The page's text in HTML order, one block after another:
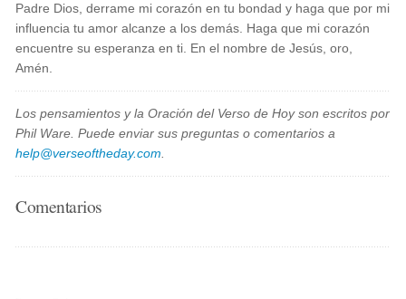
Padre Dios, derrame mi corazón en tu bondad y haga que por mi
influencia tu amor alcanze a los demás. Haga que mi corazón
encuentre su esperanza en ti. En el nombre de Jesús, oro,
Amén.
Los pensamientos y la Oración del Verso de Hoy son escritos por
Phil Ware. Puede enviar sus preguntas o comentarios a
help@verseoftheday.com
Comentarios